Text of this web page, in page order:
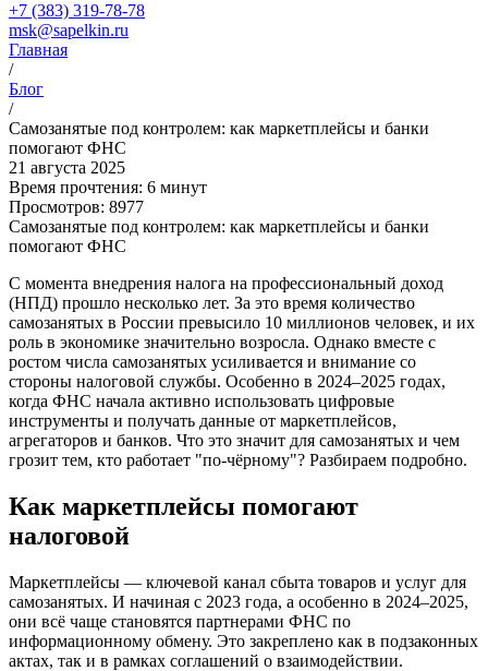
+7 (383) 319-78-78
msk@sapelkin.ru
Главная
/
Блог
/
Самозанятые под контролем: как маркетплейсы и банки
помогают ФНС
21 августа 2025
Время прочтения: 6 минут
Просмотров: 8977
Самозанятые под контролем: как маркетплейсы и банки
помогают ФНС
С момента внедрения налога на профессиональный доход
(НПД) прошло несколько лет. За это время количество
самозанятых в России превысило 10 миллионов человек, и их
роль в экономике значительно возросла. Однако вместе с
ростом числа самозанятых усиливается и внимание со
стороны налоговой службы. Особенно в 2024–2025 годах,
когда ФНС начала активно использовать цифровые
инструменты и получать данные от маркетплейсов,
агрегаторов и банков. Что это значит для самозанятых и чем
грозит тем, кто работает "по-чёрному"? Разбираем подробно.
Как маркетплейсы помогают
налоговой
Маркетплейсы — ключевой канал сбыта товаров и услуг для
самозанятых. И начиная с 2023 года, а особенно в 2024–2025,
они всё чаще становятся партнерами ФНС по
информационному обмену. Это закреплено как в подзаконных
актах, так и в рамках соглашений о взаимодействии.